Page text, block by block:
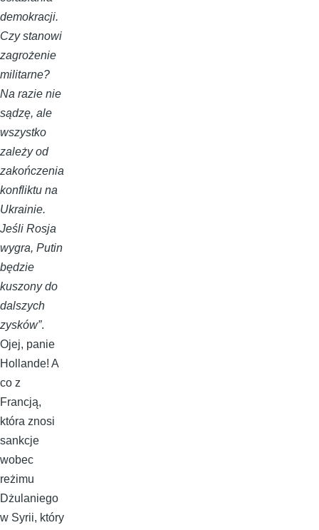
demokracji.
Czy stanowi
zagrożenie
militarne?
Na razie nie
sądzę, ale
wszystko
zależy od
zakończenia
konfliktu na
Ukrainie.
Jeśli Rosja
wygra, Putin
będzie
kuszony do
dalszych
zysków”.
Ojej, panie
Hollande! A
co z
Francją,
która znosi
sankcje
wobec
reżimu
Dżulaniego
w Syrii, który